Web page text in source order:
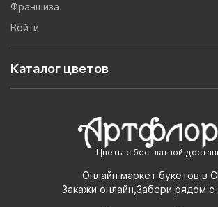
Цветы с бесплатной
Онлайн маркет букетов в
Закажи онлайн,Забери рядом
Франшиза
Войти
Каталог цветов